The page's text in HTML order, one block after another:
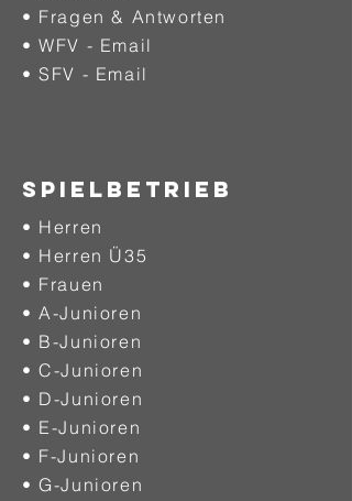
• Fragen & Antworten
• WFV - Email
• SFV - Email
SPIELBETRIEB
• Herren
• Herren Ü35
• Frauen
• A-Junioren
• B-Junioren
• C-Junioren
• D-Junioren
• E-Junioren
• F-Junioren
• G-Junioren